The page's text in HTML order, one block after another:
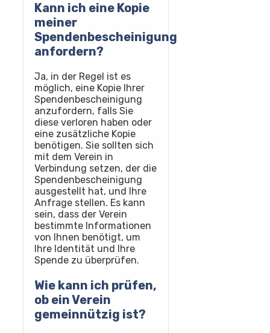
Kann ich eine Kopie
meiner
Spendenbescheinigung
anfordern?
Ja, in der Regel ist es
möglich, eine Kopie Ihrer
Spendenbescheinigung
anzufordern, falls Sie
diese verloren haben oder
eine zusätzliche Kopie
benötigen. Sie sollten sich
mit dem Verein in
Verbindung setzen, der die
Spendenbescheinigung
ausgestellt hat, und Ihre
Anfrage stellen. Es kann
sein, dass der Verein
bestimmte Informationen
von Ihnen benötigt, um
Ihre Identität und Ihre
Spende zu überprüfen.
Wie kann ich prüfen,
ob ein Verein
gemeinnützig ist?